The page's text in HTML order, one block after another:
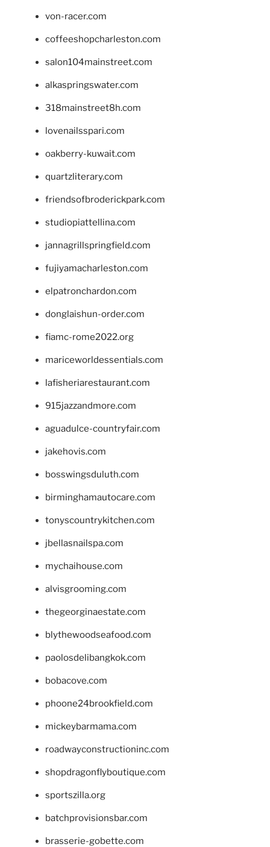
von-racer.com
coffeeshopcharleston.com
salon104mainstreet.com
alkaspringswater.com
318mainstreet8h.com
lovenailsspari.com
oakberry-kuwait.com
quartzliterary.com
friendsofbroderickpark.com
studiopiattellina.com
jannagrillspringfield.com
fujiyamacharleston.com
elpatronchardon.com
donglaishun-order.com
fiamc-rome2022.org
mariceworldessentials.com
lafisheriarestaurant.com
915jazzandmore.com
aguadulce-countryfair.com
jakehovis.com
bosswingsduluth.com
birminghamautocare.com
tonyscountrykitchen.com
jbellasnailspa.com
mychaihouse.com
alvisgrooming.com
thegeorginaestate.com
blythewoodseafood.com
paolosdelibangkok.com
bobacove.com
phoone24brookfield.com
mickeybarmama.com
roadwayconstructioninc.com
shopdragonflyboutique.com
sportszilla.org
batchprovisionsbar.com
brasserie-gobette.com